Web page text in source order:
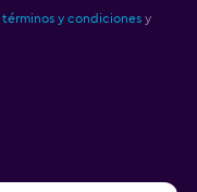
términos y condiciones y